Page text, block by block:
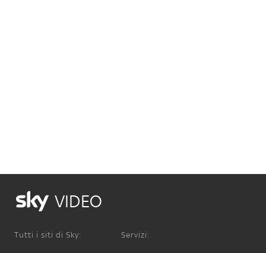
VIDEO
Tutti i siti di Sky: Servizi: